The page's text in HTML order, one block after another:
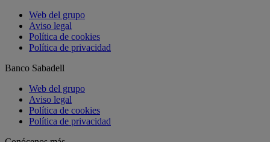
Web del grupo
Aviso legal
Política de cookies
Política de privacidad
Banco Sabadell
Web del grupo
Aviso legal
Política de cookies
Política de privacidad